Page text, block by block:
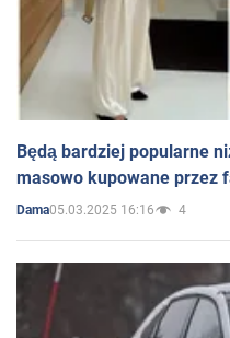
Będą bardziej popularne
masowo kupowane przez
Dama05.03.2025 16:16 4